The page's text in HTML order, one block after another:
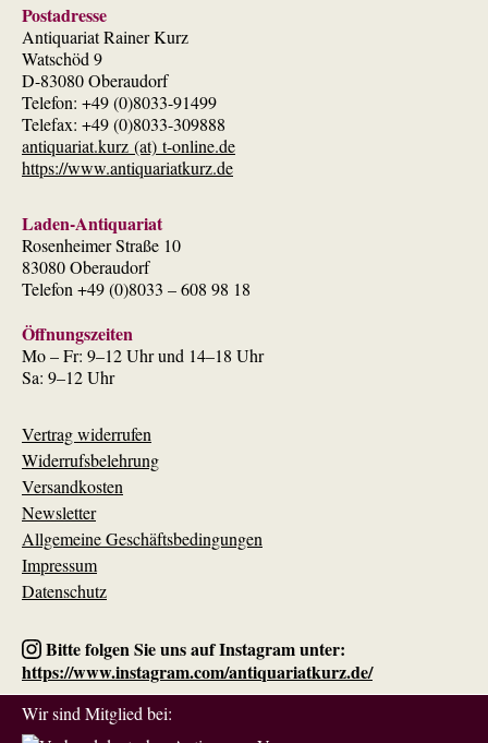
Postadresse
Antiquariat Rainer Kurz
Watschöd 9
D-83080 Oberaudorf
Telefon: +49 (0)8033-91499
Telefax: +49 (0)8033-309888
antiquariat.kurz (at) t-online.de
https://www.antiquariatkurz.de
Laden-Antiquariat
Rosenheimer Straße 10
83080 Oberaudorf
Telefon +49 (0)8033 – 608 98 18
Öffnungszeiten
Mo – Fr: 9–12 Uhr und 14–18 Uhr
Sa: 9–12 Uhr
Vertrag widerrufen
Widerrufsbelehrung
Versandkosten
Newsletter
Allgemeine Geschäftsbedingungen
Impressum
Datenschutz
Bitte folgen Sie uns auf Instagram unter:
https://www.instagram.com/antiquariatkurz.de/
Wir sind Mitglied bei: